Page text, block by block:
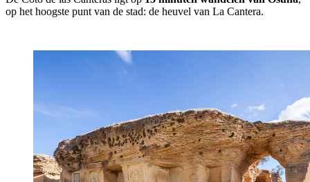
op het hoogste punt van de stad: de heuvel van La Cantera.